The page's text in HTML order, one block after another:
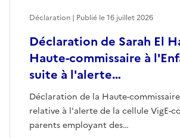
Déclaration de Sarah El
Haute-commissaire à
suite à l'alerte…
Déclaration de la Haute-
relative à l'alerte de la cellule VigE-
parents employant des…
Déclaration | Publié le16 juillet 2026